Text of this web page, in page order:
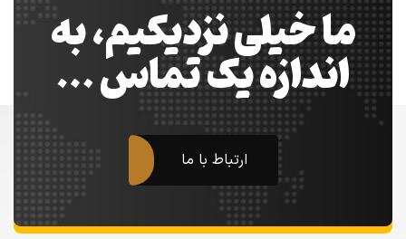
ما خیلی نزدیکیم، به
اندازه یک تماس …
ارتباط با ما